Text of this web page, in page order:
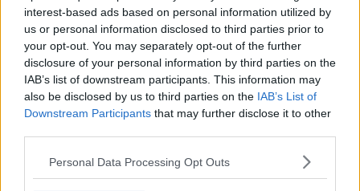
interest-based ads based on personal information utilized by
us or personal information disclosed to third parties prior to
your opt-out. You may separately opt-out of the further
disclosure of your personal information by third parties on the
IAB’s list of downstream participants. This information may
also be disclosed by us to third parties on the IAB’s List of
Downstream Participants that may further disclose it to other
Personal Data Processing Opt Outs
Infatti 70 anni fa Enzo Ferrari si vedeva rifiutati i finanziamenti
necessari a far partire il suo progetto da tutte le banche più
importanti presenti nella zona.
Fu solo nell'ufficio del direttore di questa piccola banca popolare
cooperativa che ottenne i denari occorrenti per iniziare la sua folle
corsa.
Enzo gliene fu riconoscente per tutta la vita!
tendono ad uniformare il sistema favorendo l'avvento di banche
sempre più grandi.